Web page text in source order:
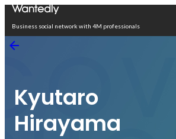
Business social network with 4M professionals
Kyutaro
Hirayama